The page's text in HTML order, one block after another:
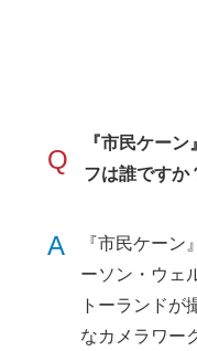
Q
『市民ケー
フは誰ですか
A
『市民ケー
ーソン・ウェ
トーランドが
なカメラワー